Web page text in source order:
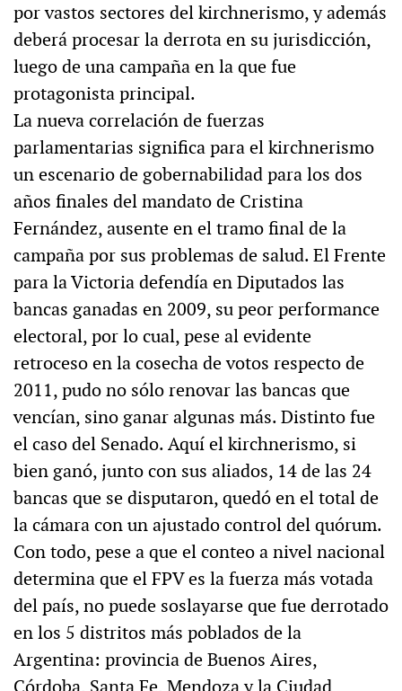
por vastos sectores del kirchnerismo, y además
deberá procesar la derrota en su jurisdicción,
luego de una campaña en la que fue
protagonista principal.
La nueva correlación de fuerzas
parlamentarias significa para el kirchnerismo
un escenario de gobernabilidad para los dos
años finales del mandato de Cristina
Fernández, ausente en el tramo final de la
campaña por sus problemas de salud. El Frente
para la Victoria defendía en Diputados las
bancas ganadas en 2009, su peor performance
electoral, por lo cual, pese al evidente
retroceso en la cosecha de votos respecto de
2011, pudo no sólo renovar las bancas que
vencían, sino ganar algunas más. Distinto fue
el caso del Senado. Aquí el kirchnerismo, si
bien ganó, junto con sus aliados, 14 de las 24
bancas que se disputaron, quedó en el total de
la cámara con un ajustado control del quórum.
Con todo, pese a que el conteo a nivel nacional
determina que el FPV es la fuerza más votada
del país, no puede soslayarse que fue derrotado
en los 5 distritos más poblados de la
Argentina: provincia de Buenos Aires,